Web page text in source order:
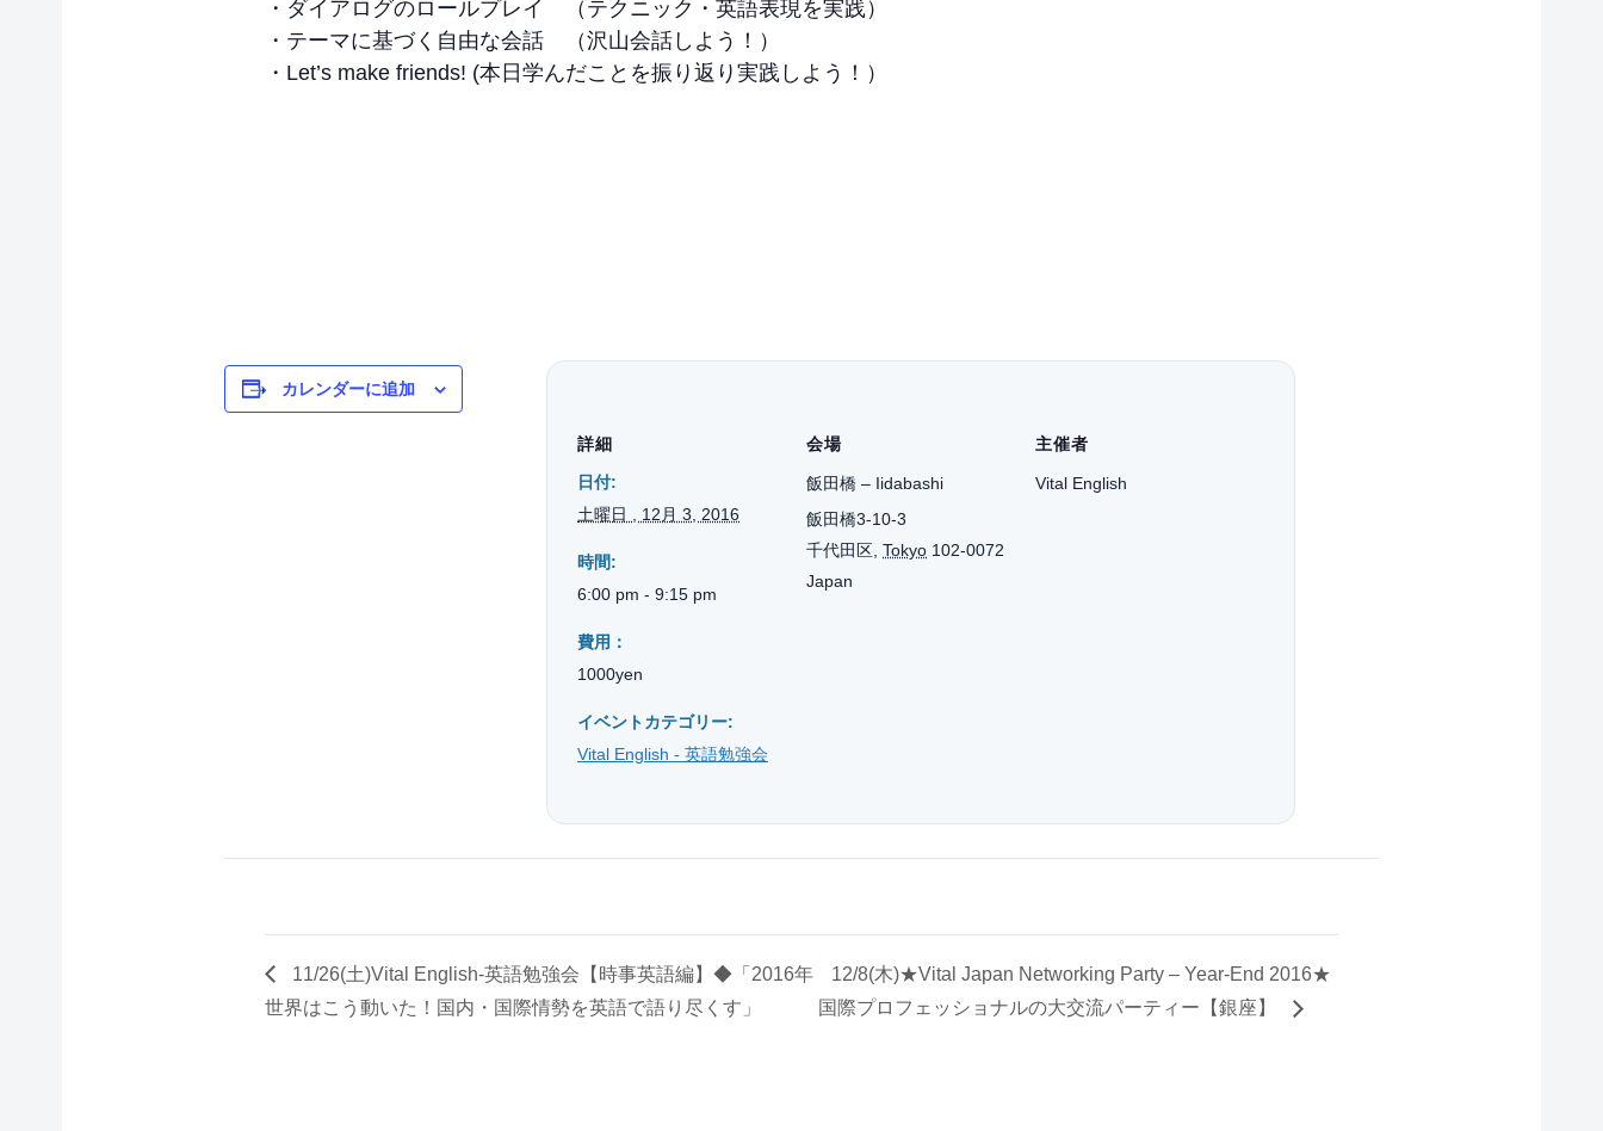
・ダイアログのロールプレイ （テクニック・英語表現を実践）
・テーマに基づく自由な会話 （沢山会話しよう！）
・Let’s make friends! (本日学んだことを振り返り実践しよう！）
カレンダーに追加
詳細
日付:
土曜日 , 12月 3, 2016
時間:
6:00 pm - 9:15 pm
費用：
1000yen
イベントカテゴリー:
Vital English - 英語勉強会
会場
飯田橋 – Iidabashi
飯田橋3-10-3
千代田区 Tokyo 102-0072
Japan
主催者
Vital English
11/26(土)Vital English-英語勉強会【時事英語編】◆「2016年
世界はこう動いた！国内・国際情勢を英語で語り尽くす」
12/8(木)★Vital Japan Networking Party – Year-End 2016★
国際プロフェッショナルの大交流パーティー【銀座】